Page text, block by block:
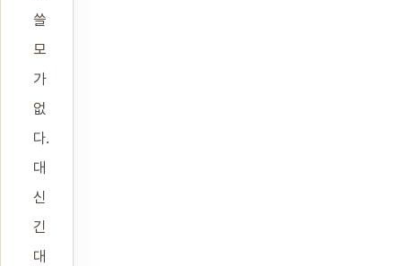
쓸
모
가
없
다.
대
신
긴
대